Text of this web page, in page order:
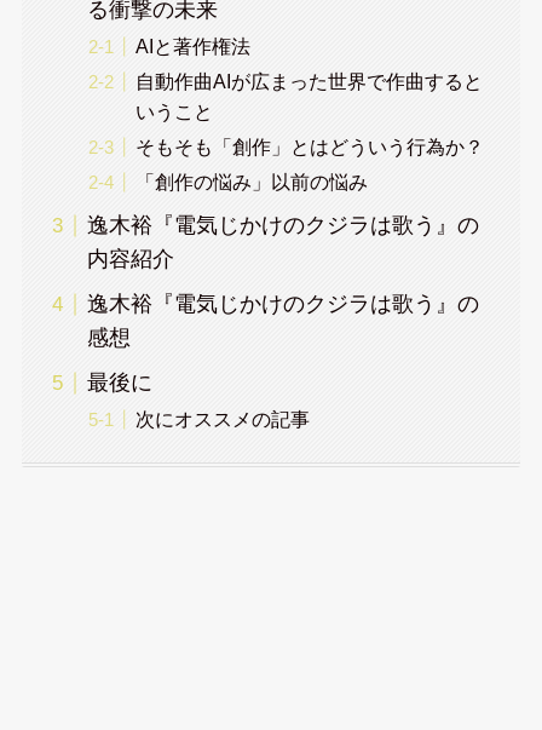
る衝撃の未来
AIと著作権法
自動作曲AIが広まった世界で作曲すると
いうこと
そもそも「創作」とはどういう行為か？
「創作の悩み」以前の悩み
逸木裕『電気じかけのクジラは歌う』の
内容紹介
逸木裕『電気じかけのクジラは歌う』の
感想
最後に
次にオススメの記事